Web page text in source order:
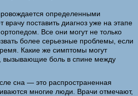
определенными
поставить диагноз уже на этапе
Все они могут не только
более серьезные проблемы, если
Какие же симптомы могут
вызывающие боль в спине между
сна — это распространенная
многие люди. Врачи отмечают,